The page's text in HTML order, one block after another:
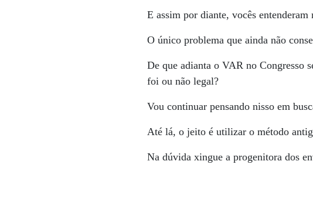
E assim por diante, vocês entenderam
O único problema que ainda não
De que adianta o VAR no Congresso
foi ou não legal?
Vou continuar pensando nisso em
Até lá, o jeito é utilizar o método
Na dúvida xingue a progenitora dos